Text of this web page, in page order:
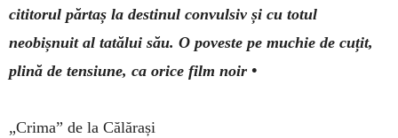
cititorul părtaș la destinul convulsiv și cu totul
neobișnuit al tatălui său. O poveste pe muchie de cuțit,
plină de tensiune, ca orice film noir •
„Crima” de la Călărași